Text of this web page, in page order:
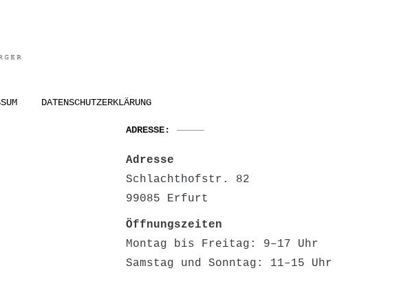
DATENSCHUTZERKLÄRUNG
ADRESSE:
Adresse
Schlachthofstr. 82
99085 Erfurt
Öffnungszeiten
Montag bis Freitag: 9–17 Uhr
Samstag und Sonntag: 11–15 Uhr